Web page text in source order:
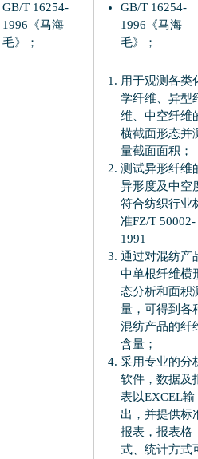
GB/T 16254-
1996《马海
毛》；
GB/T 16254-
1996《马海
毛》；
用于观测各类
学纤维、异型
维、中空纤维
横截面形态并
量截面面积；
测试异形纤维
异形度及中空
符合纺织行业
准FZ/T 50002-
1991
通过对混纺产
中单根纤维横
态分析和面积
量，可得到各
混纺产品的纤
含量；
采用专业的分
软件，数据及
表以EXCEL输
出，并提供标
报表，报表格
式、统计方式